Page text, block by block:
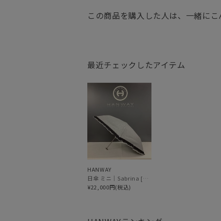
この商品を購入した人は、一緒に
最近チェックしたアイテム
HANWAY
日傘 ミニ｜Sabrina [HANWAY]
¥22,000円(税込)